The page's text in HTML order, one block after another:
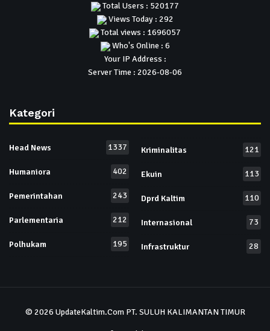
Total Users : 520177
Views Today : 292
Total views : 1696057
Who's Online : 6
Your IP Address :
Server Time : 2026-08-06
Kategori
Head News 1337
Humaniora 402
Pemerintahan 243
Parlementaria 212
Polhukam 195
Kriminalitas 121
Ekuin 113
Dprd Kaltim 110
Internasional 73
Infrastruktur 28
© 2026 UpdateKaltim.ComPT. SULUH KALIMANTAN TIMUR